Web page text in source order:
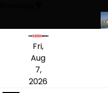
content
Fri,
Aug
7,
2026